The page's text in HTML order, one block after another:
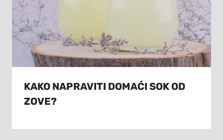
KAKO NAPRAVITI DOMAĆI SOK OD
ZOVE?